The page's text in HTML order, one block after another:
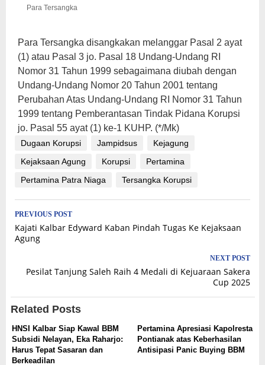
Para Tersangka
Para Tersangka disangkakan melanggar Pasal 2 ayat
(1) atau Pasal 3 jo. Pasal 18 Undang-Undang RI
Nomor 31 Tahun 1999 sebagaimana diubah dengan
Undang-Undang Nomor 20 Tahun 2001 tentang
Perubahan Atas Undang-Undang RI Nomor 31 Tahun
1999 tentang Pemberantasan Tindak Pidana Korupsi
jo. Pasal 55 ayat (1) ke-1 KUHP. (*/Mk)
Dugaan Korupsi Jampidsus
Kejagung
Kejaksaan Agung
Korupsi
Pertamina
Pertamina Patra Niaga
Tersangka Korupsi
Post
navigation
PREVIOUS POST
Kajati Kalbar Edyward Kaban Pindah Tugas Ke Kejaksaan
Agung
NEXT POST
Pesilat Tanjung Saleh Raih 4 Medali di Kejuaraan Sakera
Cup 2025
Related Posts
HNSI Kalbar Siap Kawal BBM
Subsidi Nelayan, Eka Raharjo:
Harus Tepat Sasaran dan
Berkeadilan
Pertamina Apresiasi Kapolresta
Pontianak atas Keberhasilan
Antisipasi Panic Buying BBM